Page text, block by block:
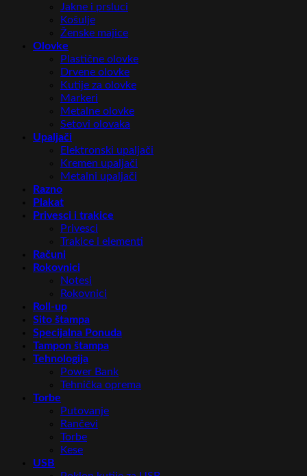
Jakne i prsluci
Košulje
Ženske majice
Olovke
Plastične olovke
Drvene olovke
Kutije za olovke
Markeri
Metalne olovke
Setovi olovaka
Upaljači
Elektronski upaljači
Kremen upaljači
Metalni upaljači
Razno
Plakat
Privesci i trakice
Privesci
Trakice i elementi
Računi
Rokovnici
Notesi
Rokovnici
Roll-up
Sito štampa
Specijalna Ponuda
Tampon štampa
Tehnologija
Power Bank
Tehnička oprema
Torbe
Putovanje
Rančevi
Torbe
Kese
USB